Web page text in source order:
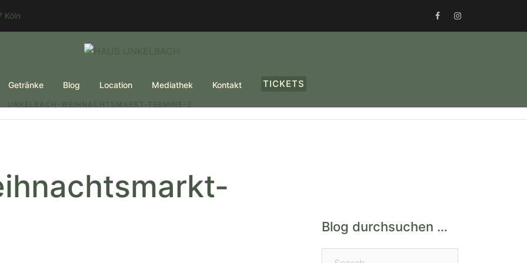
Köln FACEBOOKINSTAGRAM
Getränke Blog Location Mediathek Kontakt TICKETS
Blog durchsuchen …